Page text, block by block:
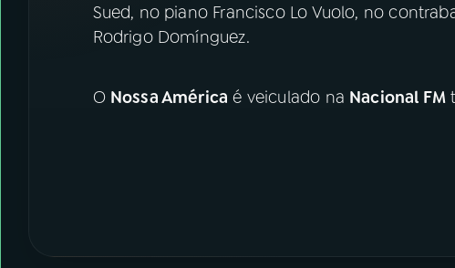
Instagram X
Sued, no piano Francisco Lo Vuolo, no
Rodrigo Domínguez.
O Nossa América é veiculado na Nacional FM